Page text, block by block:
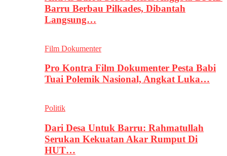
Barru Berbau Pilkades, Dibantah
Langsung…
Film Dokumenter
Pro Kontra Film Dokumenter Pesta Babi
Tuai Polemik Nasional, Angkat Luka…
Politik
Dari Desa Untuk Barru: Rahmatullah
Serukan Kekuatan Akar Rumput Di
HUT…